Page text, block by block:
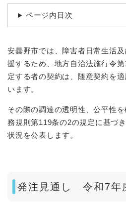
ページ内目次
安曇野市では、障害者日常生活
援するため、地方自治法施行令
定する者の契約は、随意契約を
います。
その際の調達の透明性、公平性
務規則第119条の2の規定に基づ
状況を公表します。
発注見通し 令和7年